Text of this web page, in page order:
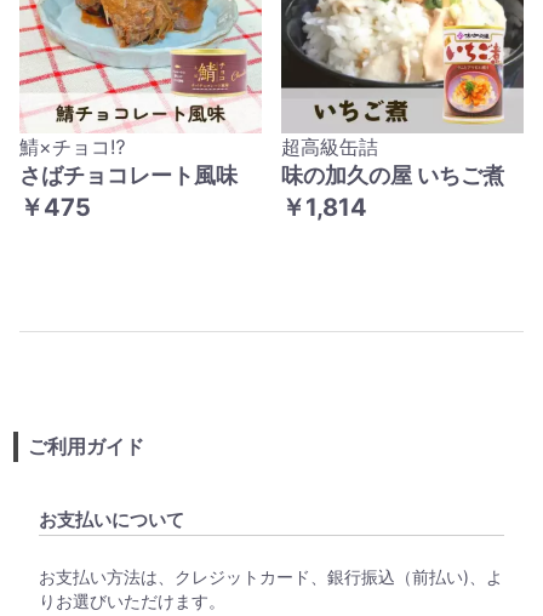
鯖×チョコ⁉
さばチョコレート風味
￥475
超高級缶詰
味の加久の屋 いちご煮
￥1,814
ご利用ガイド
お支払いについて
お支払い方法は、クレジットカード、銀行振込（前払い)、よ
りお選びいただけます。